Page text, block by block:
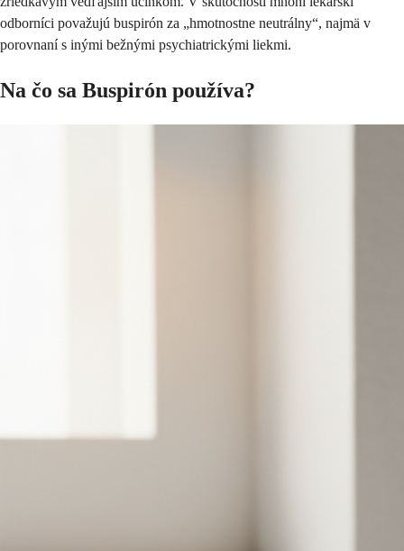
odborníci považujú buspirón za „hmotnostne neutrálny“, najmä v
porovnaní s inými bežnými psychiatrickými liekmi.
Na čo sa Buspirón používa?